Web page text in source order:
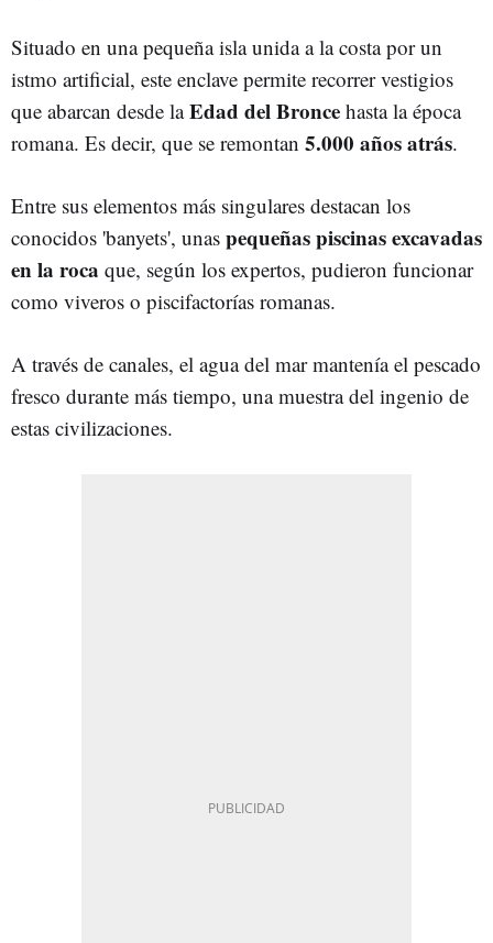
Situado en una pequeña isla unida a la costa por un
istmo artificial, este enclave permite recorrer vestigios
que abarcan desde laEdad del Bronce hasta la época
romana. Es decir, que se remontan 5.000 años atrás.
Entre sus elementos más singulares destacan los
conocidos 'banyets', unas pequeñas piscinas excavadas
en la roca que, según los expertos, pudieron funcionar
como viveros o piscifactorías romanas.
A través de canales, el agua del mar mantenía el pescado
fresco durante más tiempo, una muestra del ingenio de
estas civilizaciones.